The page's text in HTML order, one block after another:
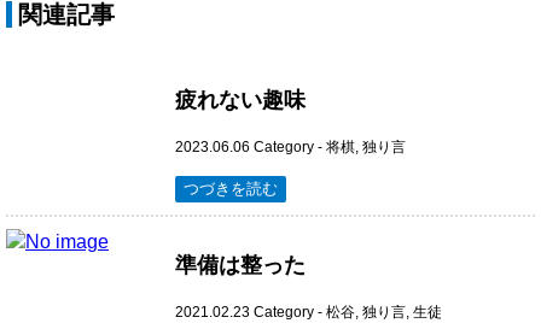
関連記事
疲れない趣味
2023.06.06 Category - 将棋, 独り言
つづきを読む
準備は整った
2021.02.23 Category - 松谷, 独り言, 生徒